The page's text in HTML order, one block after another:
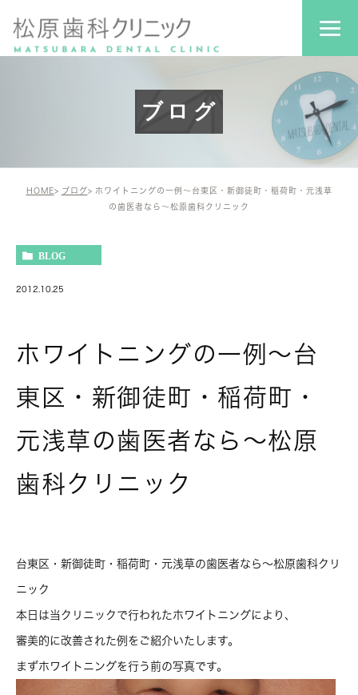
ブログ
HOME ブログ
ホワイトニングの一例～台東区・新御徒町・稲荷町・元浅草
の歯医者なら～松原歯科クリニック
BLOG
2012.10.25
ホワイトニングの一例～台
東区・新御徒町・稲荷町・
元浅草の歯医者なら～松原
歯科クリニック
台東区・新御徒町・稲荷町・元浅草の歯医者なら～松原歯科クリ
ニック
本日は当クリニックで行われたホワイトニングにより、
審美的に改善された例をご紹介いたします。
まずホワイトニングを行う前の写真です。